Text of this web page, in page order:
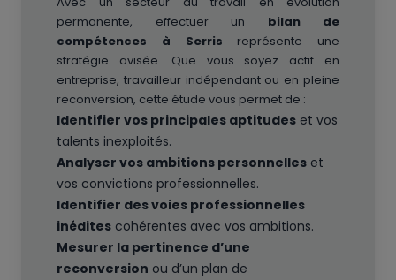
permanente, effectuer un bilan de
compétences à Serris représente une
stratégie avisée. Que vous soyez actif en
entreprise, travailleur indépendant ou en pleine
reconversion, cette étude vous permet de :
Identifier vos principales aptitudes et vos
talents inexploités.
Analyser vos ambitions personnelles et
vos convictions professionnelles.
Identifier des voies professionnelles
inédites cohérentes avec vos ambitions.
Mesurer la pertinence d’une
reconversion ou d’un plan de